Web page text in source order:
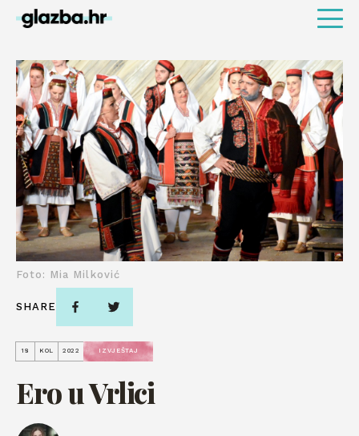
18 KOL 2022 IZVJEŠTAJ
Ero u Vrlici
Foto: Mia Milković
SHARE